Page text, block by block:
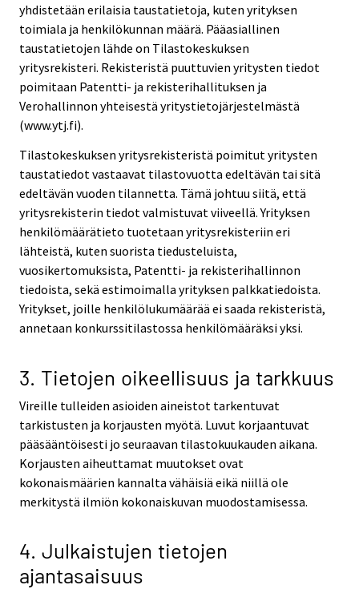
yhdistetään erilaisia taustatietoja, kuten yrityksen
toimiala ja henkilökunnan määrä. Pääasiallinen
taustatietojen lähde on Tilastokeskuksen
yritysrekisteri. Rekisteristä puuttuvien yritysten tiedot
poimitaan Patentti- ja rekisterihallituksen ja
Verohallinnon yhteisestä yritystietojärjestelmästä
(www.ytj.fi).
Tilastokeskuksen yritysrekisteristä poimitut yritysten
taustatiedot vastaavat tilastovuotta edeltävän tai sitä
edeltävän vuoden tilannetta. Tämä johtuu siitä, että
yritysrekisterin tiedot valmistuvat viiveellä. Yrityksen
henkilömäärätieto tuotetaan yritysrekisteriin eri
lähteistä, kuten suorista tiedusteluista,
vuosikertomuksista, Patentti- ja rekisterihallinnon
tiedoista, sekä estimoimalla yrityksen palkkatiedoista.
Yritykset, joille henkilölukumäärää ei saada rekisteristä,
annetaan konkurssitilastossa henkilömääräksi yksi.
3. Tietojen oikeellisuus ja tarkkuus
Vireille tulleiden asioiden aineistot tarkentuvat
tarkistusten ja korjausten myötä. Luvut korjaantuvat
pääsääntöisesti jo seuraavan tilastokuukauden aikana.
Korjausten aiheuttamat muutokset ovat
kokonaismäärien kannalta vähäisiä eikä niillä ole
merkitystä ilmiön kokonaiskuvan muodostamisessa.
4. Julkaistujen tietojen
ajantasaisuus